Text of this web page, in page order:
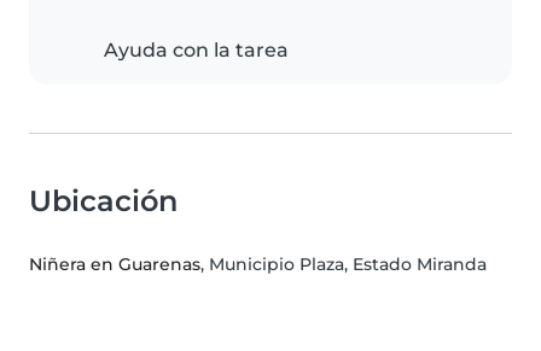
Ayuda con la tarea
Ubicación
Niñera en Guarenas, Municipio Plaza, Estado Miranda